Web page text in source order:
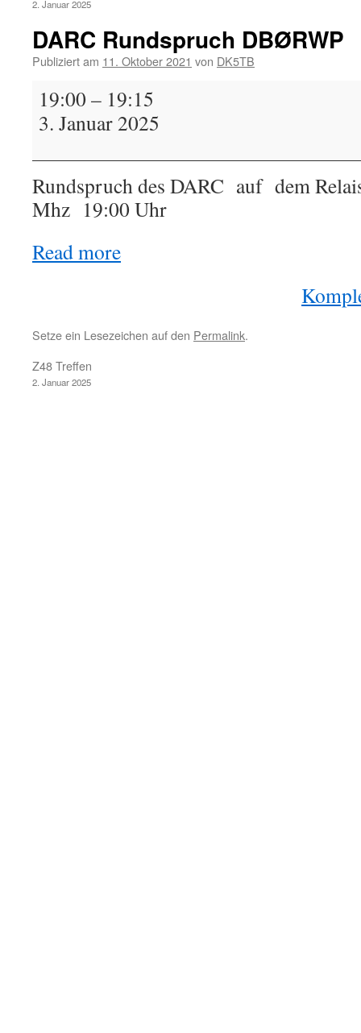
2. Januar 2025
DARC Rundspruch DBØRWP
Publiziert am 11. Oktober 2021 von DK5TB
DARC
Rundspruch
DBØRWP
19:00– 19:15
3. Januar 2025
Rundspruch des DARC auf dem
Mhz 19:00 Uhr
Read more
Setze ein Lesezeichen auf den Permalink.
Z48 Treffen
2. Januar 2025